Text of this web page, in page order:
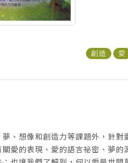
創造 愛
夢、想像和創造力等課題外，針
關愛的表現、愛的語言祕密、夢